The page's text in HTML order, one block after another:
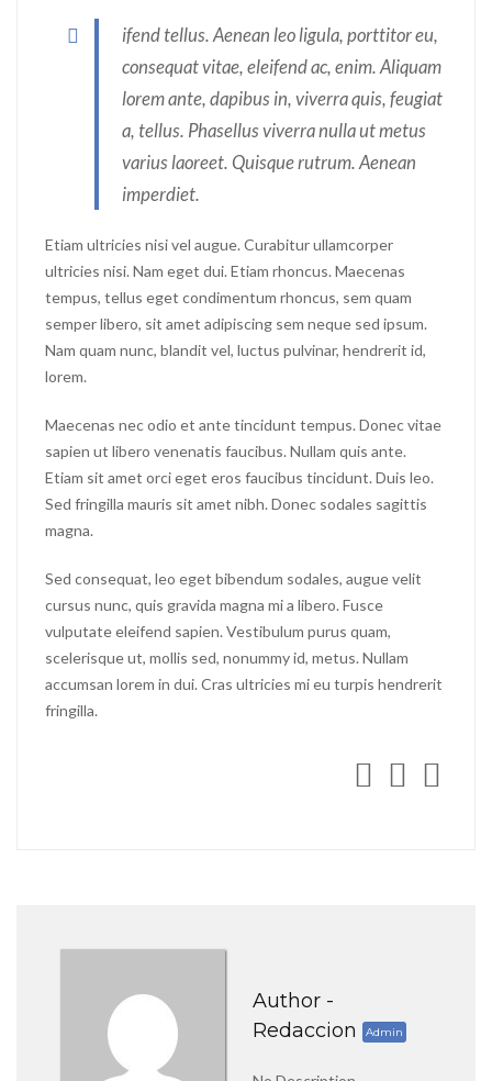
ifend tellus. Aenean leo ligula, porttitor eu,
consequat vitae, eleifend ac, enim. Aliquam
lorem ante, dapibus in, viverra quis, feugiat
a, tellus. Phasellus viverra nulla ut metus
varius laoreet. Quisque rutrum. Aenean
imperdiet.
Etiam ultricies nisi vel augue. Curabitur ullamcorper
ultricies nisi. Nam eget dui. Etiam rhoncus. Maecenas
tempus, tellus eget condimentum rhoncus, sem quam
semper libero, sit amet adipiscing sem neque sed ipsum.
Nam quam nunc, blandit vel, luctus pulvinar, hendrerit id,
lorem.
Maecenas nec odio et ante tincidunt tempus. Donec vitae
sapien ut libero venenatis faucibus. Nullam quis ante.
Etiam sit amet orci eget eros faucibus tincidunt. Duis leo.
Sed fringilla mauris sit amet nibh. Donec sodales sagittis
magna.
Sed consequat, leo eget bibendum sodales, augue velit
cursus nunc, quis gravida magna mi a libero. Fusce
vulputate eleifend sapien. Vestibulum purus quam,
scelerisque ut, mollis sed, nonummy id, metus. Nullam
accumsan lorem in dui. Cras ultricies mi eu turpis hendrerit
fringilla.
Author -
Redaccion
Admin